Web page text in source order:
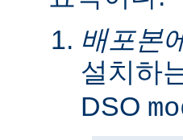
배포본
설치하
DSO